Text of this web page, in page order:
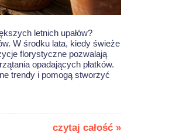
letnich upałów?
W środku lata, kiedy świeże
florystyczne pozwalają
opadających płatków.
trendy i pomogą stworzyć
czytaj całość »